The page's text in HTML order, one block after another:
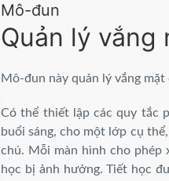
Mô-đun
Quản lý vắng
Mô-đun này quản lý vắng
Có thể thiết lập các quy tắc
buổi sáng, cho một lớp cụ
chú. Mỗi màn hình cho phép
học bị ảnh hưởng. Tiết học